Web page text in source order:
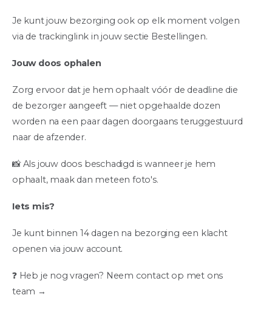
Je kunt jouw bezorging ook op elk moment volgen
via de trackinglink in jouw sectie Bestellingen.
Jouw doos ophalen
Zorg ervoor dat je hem ophaalt vóór de deadline die
de bezorger aangeeft — niet opgehaalde dozen
worden na een paar dagen doorgaans teruggestuurd
naar de afzender.
📸 Als jouw doos beschadigd is wanneer je hem
ophaalt, maak dan meteen foto's.
Iets mis?
Je kunt binnen 14 dagen na bezorging een klacht
openen via jouw account.
❓ Heb je nog vragen? Neem contact op met ons
team →